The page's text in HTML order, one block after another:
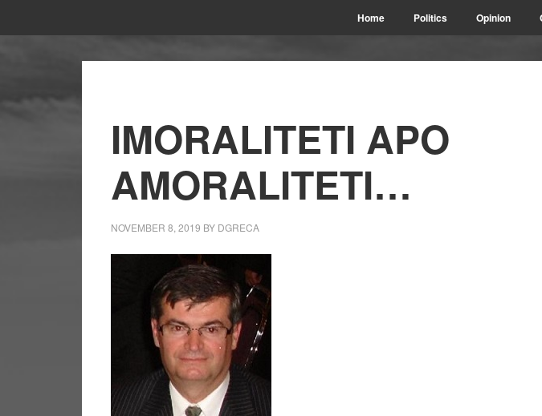
Home Politics Opinion
IMORALITETI APO
AMORALITETI…
NOVEMBER 8, 2019 BY DGRECA